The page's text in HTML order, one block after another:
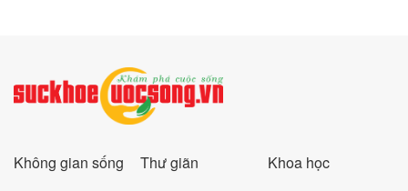
Không gian sống Thư giãn
Khoa học